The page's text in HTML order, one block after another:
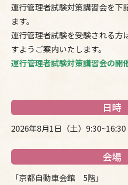
運行管理者試験対策講習会を下
ます。
運行管理者試験を受験される方
すようご案内いたします。
運行管理者試験対策講習会の開
日時
2026年8月1日（土）9:30~16:30
会場
「京都自動車会館 5階」